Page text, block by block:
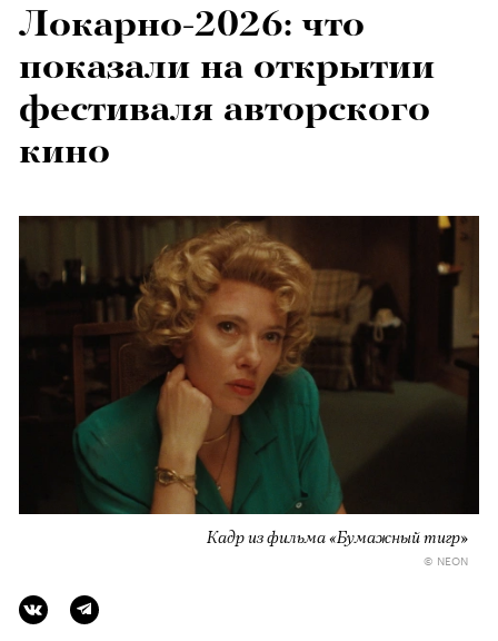
Локарно-2026: что
показали на открытии
фестиваля авторского
кино
Кадр из фильма «Бумажный тигр»
© NEON